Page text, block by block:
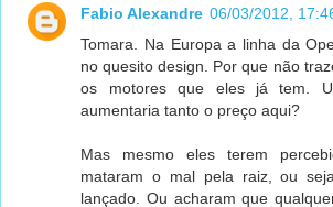
Fabio Alexandre 06/03/2012,
Tomara. Na Europa a linha da
no quesito design. Por que não
os motores que eles já tem.
aumentaria tanto o preço aqui?
Mas mesmo eles terem
mataram o mal pela raiz, ou
lançado. Ou acharam que